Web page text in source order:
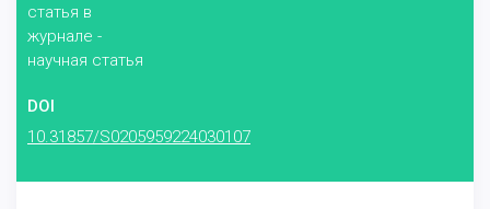
статья в
журнале -
научная статья
DOI
10.31857/S0205959224030107